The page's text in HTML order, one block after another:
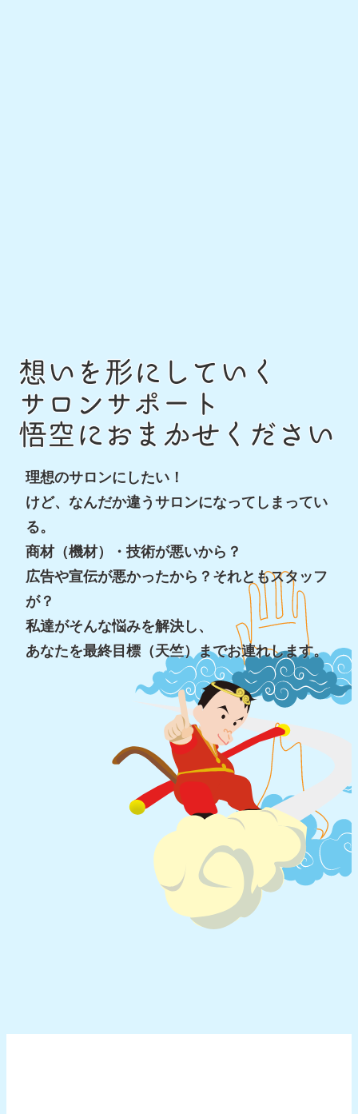
想いを形にしていく
サロンサポート
悟空におまかせください
理想のサロンにしたい！
けど、なんだか違うサロンになってしまってい
る。
商材（機材）・技術が悪いから？
広告や宣伝が悪かったから？それともスタッフ
が？
私達がそんな悩みを解決し、
あなたを最終目標（天竺）までお連れします。